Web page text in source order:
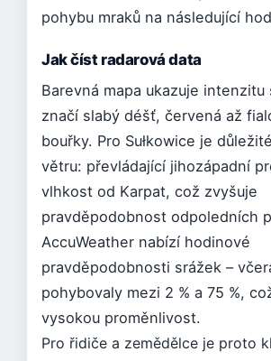
pohybu mraků na následující
Jak číst radarová data
Barevná mapa ukazuje intenzitu
značí slabý déšť, červená až
bouřky. Pro Sułkowice je
větru: převládající jihozápadní
vlhkost od Karpat, což zvyšuje
pravděpodobnost odpoledních
AccuWeather nabízí hodinové
pravděpodobnosti srážek –
pohybovaly mezi 2 % a 75 %,
vysokou proměnlivost.
Pro řidiče a zemědělce je proto